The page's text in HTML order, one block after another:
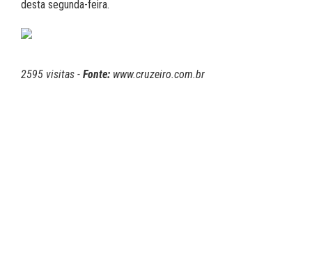
desta segunda-feira.
2595 visitas - Fonte: www.cruzeiro.com.br